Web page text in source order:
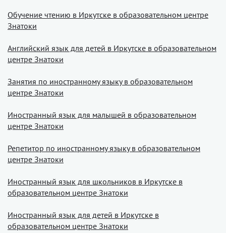
Обучение чтению в Иркутске в образовательном центре
Знатоки
Английский язык для детей в Иркутске в образовательном
центре Знатоки
Занятия по иностранному языку в образовательном
центре Знатоки
Иностранный язык для малышей в образовательном
центре Знатоки
Репетитор по иностранному языку в образовательном
центре Знатоки
Иностранный язык для школьников в Иркутске в
образовательном центре Знатоки
Иностранный язык для детей в Иркутске в
образовательном центре Знатоки